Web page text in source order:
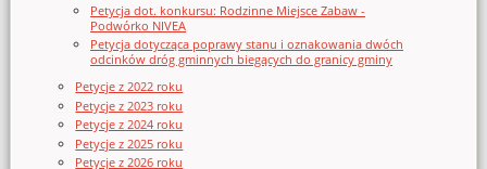
Petycja dot. konkursu: Rodzinne Miejsce Zabaw -
Podwórko NIVEA
Petycja dotycząca poprawy stanu i oznakowania dwóch
odcinków dróg gminnych biegących do granicy gminy
Petycje z 2022 roku
Petycje z 2023 roku
Petycje z 2024 roku
Petycje z 2025 roku
Petycje z 2026 roku